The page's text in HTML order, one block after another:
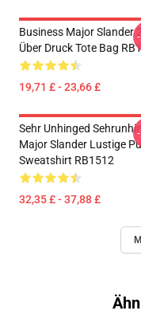
Business Major Slander
Über Druck Tote Bag
19,71 £ - 23,66 £
Sehr Unhinged
Major Slander Lustige
Sweatshirt RB1512
32,35 £ - 37,88 £